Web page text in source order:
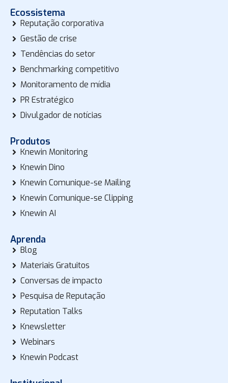
Ecossistema
Reputação corporativa
Gestão de crise
Tendências do setor
Benchmarking competitivo
Monitoramento de mídia
PR Estratégico
Divulgador de notícias
Produtos
Knewin Monitoring
Knewin Dino
Knewin Comunique-se Mailing
Knewin Comunique-se Clipping
Knewin AI
Aprenda
Blog
Materiais Gratuitos
Conversas de impacto
Pesquisa de Reputação
Reputation Talks
Knewsletter
Webinars
Knewin Podcast